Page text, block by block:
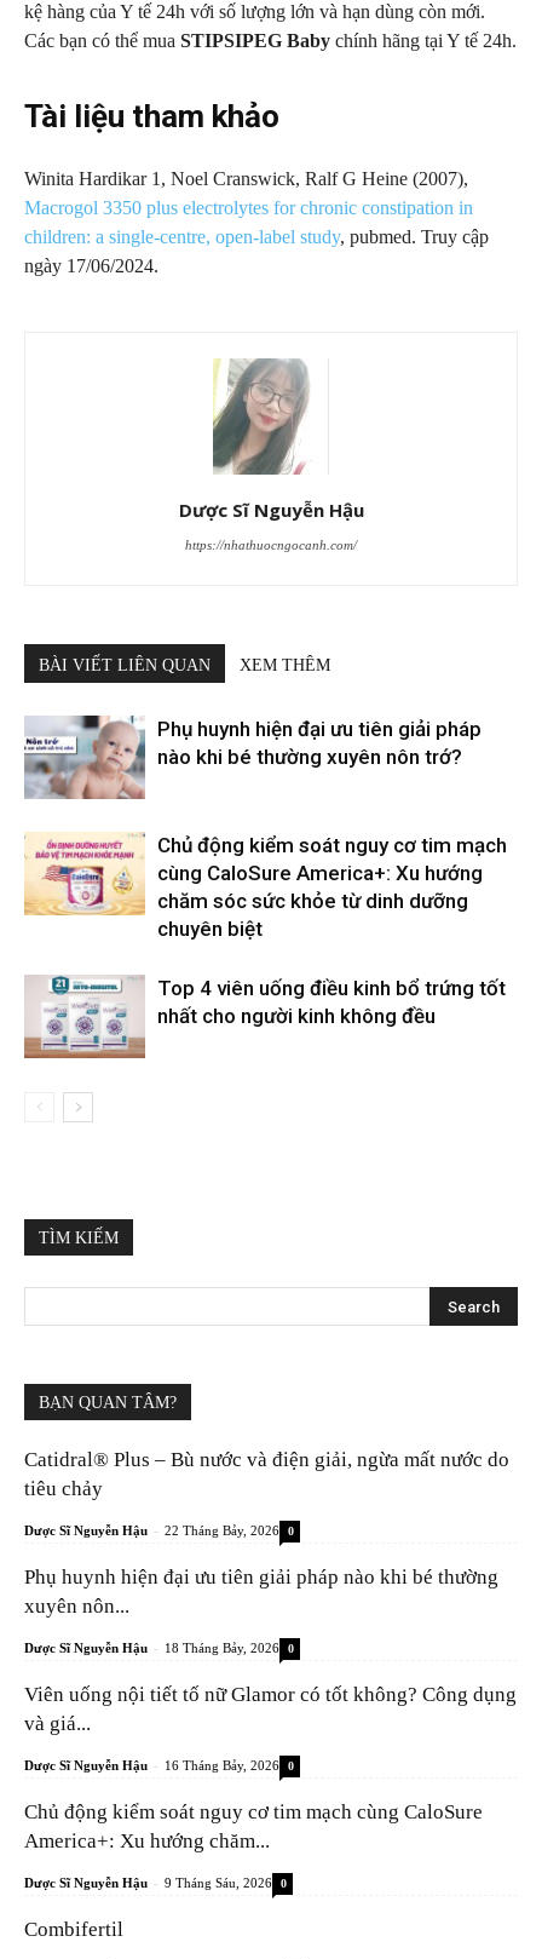
kệ hàng của Y tế 24h với số lượng lớn và hạn dùng còn mới.
Các bạn có thể mua STIPSIPEG Baby chính hãng tại Y tế 24h.
Tài liệu tham khảo
Winita Hardikar 1, Noel Cranswick, Ralf G Heine (2007),
Macrogol 3350 plus electrolytes for chronic constipation in
children: a single-centre, open-label study, pubmed. Truy cập
ngày 17/06/2024.
Dược Sĩ Nguyễn Hậu
https://nhathuocngocanh.com/
BÀI VIẾT LIÊN QUAN XEM THÊM
Phụ huynh hiện đại ưu tiên giải pháp
nào khi bé thường xuyên nôn trớ?
Chủ động kiểm soát nguy cơ tim mạch
cùng CaloSure America+: Xu hướng
chăm sóc sức khỏe từ dinh dưỡng
chuyên biệt
Top 4 viên uống điều kinh bổ trứng tốt
nhất cho người kinh không đều
TÌM KIẾM
BẠN QUAN TÂM?
Catidral® Plus – Bù nước và điện giải, ngừa mất nước do
tiêu chảy
Dược Sĩ Nguyễn Hậu - 22 Tháng Bảy, 2026 0
Phụ huynh hiện đại ưu tiên giải pháp nào khi bé thường
xuyên nôn...
Dược Sĩ Nguyễn Hậu - 18 Tháng Bảy, 2026 0
Viên uống nội tiết tố nữ Glamor có tốt không? Công dụng
và giá...
Dược Sĩ Nguyễn Hậu - 16 Tháng Bảy, 2026 0
Chủ động kiểm soát nguy cơ tim mạch cùng CaloSure
America+: Xu hướng chăm...
Dược Sĩ Nguyễn Hậu - 9 Tháng Sáu, 2026 0
Combifertil